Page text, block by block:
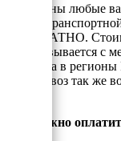
Возможны любые
или до
БЕСПЛАТНО.
согласовывается с
МКАД, а в регионы
Самовывоз так же
Как можно